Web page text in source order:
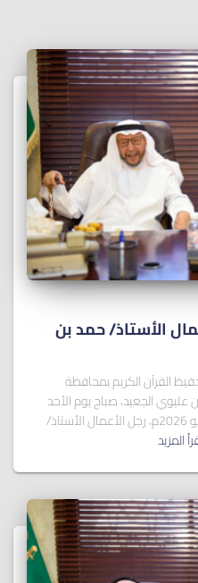
الأستاذ/ ﺣﻤﺪ ﺑﻦ
القرآن الكريم بمحافظة
الجعيد، صباح يوم الأحد
12 صفر 1448هـ الموافق 26 يوليو 2026م، رجل الأعمال الأستاذ/
المزيد